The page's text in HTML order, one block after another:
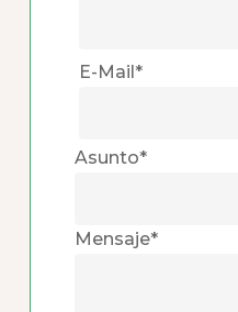
E-Mail*
Asunto*
Mensaje*